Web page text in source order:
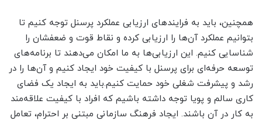
همچنین، باید به فرایندهای ارزیابی عملکرد پرسنل توجه کنیم تا
بتوانیم عملکرد آن‌ها را ارزیابی کرده و نقاط قوت و ضعفشان را
شناسایی کنیم. این ارزیابی‌ها به ما امکان می‌دهند تا برنامه‌های
توسعه حرفه‌ای برای پرسنل با کیفیت خود ایجاد کنیم و آن‌ها را در
رشد و پیشرفت شغلی خود حمایت کنیم.باید به ایجاد یک فضای
کاری سالم و پویا توجه داشته باشیم که افراد با کیفیت علاقه‌مند
به کار در آن باشند. ایجاد فرهنگ سازمانی مبتنی بر احترام، تعامل